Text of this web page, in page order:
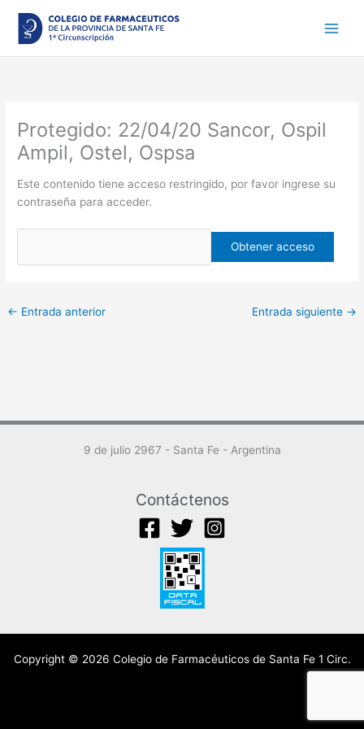
contenido
Protegido: 22/04/20 Sancor, Ospil
Ampil, Ostel, Ospsa
Este contenido tiene acceso restringido, por favor ingrese su
contraseña para acceder.
← Entrada anterior Entrada siguiente →
9 de julio 2967 - Santa Fe - Argentina
Contáctenos
Copyright © 2026 Colegio de Farmacéuticos de Santa Fe 1 Circ.